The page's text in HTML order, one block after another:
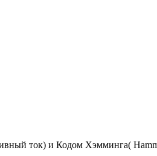
ток) и Кодом Хэмминга(